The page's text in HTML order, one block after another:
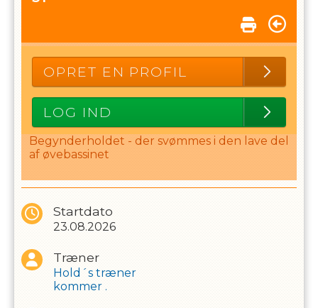
OPRET EN PROFIL
LOG IND
Begynderholdet - der svømmes i den lave del
af øvebassinet
Startdato
23.08.2026
Træner
Hold´s træner
kommer .